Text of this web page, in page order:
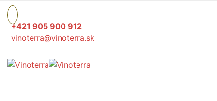
+421 905 900 912
vinoterra@vinoterra.sk